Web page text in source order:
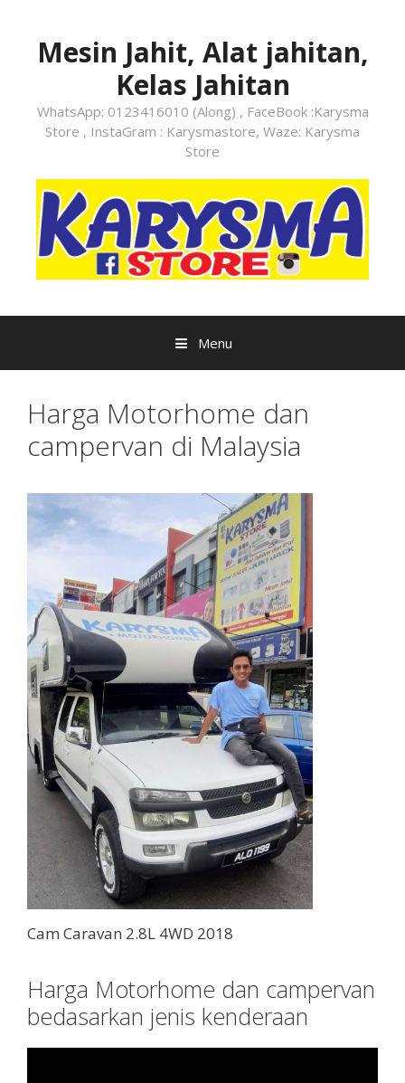
Mesin Jahit, Alat jahitan,
Kelas Jahitan
WhatsApp: 0123416010 (Along) , FaceBook :Karysma
Store , InstaGram : Karysmastore, Waze: Karysma
Store
Menu
Harga Motorhome dan
campervan di Malaysia
Cam Caravan 2.8L 4WD 2018
Harga Motorhome dan campervan
bedasarkan jenis kenderaan